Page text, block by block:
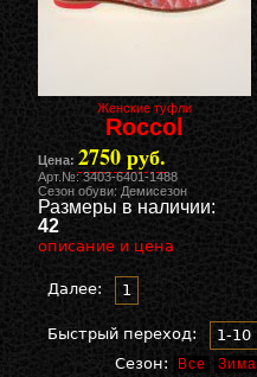
Женские туфли
Roccol
Цена: 2750 руб.
Арт.№: 3403-6401-1488
Сезон обуви: Демисезон
Размеры в наличии:
42
описание и цена
Далее: 1
Быстрый переход:
1-10
Сезон:
Все Зима